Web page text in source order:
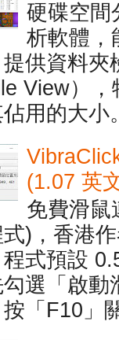
硬碟空間
析軟體，
提供資料夾
View）
用的大小
(1.07 英
免費滑鼠
)，香港
式預設
選「啟動
「F10」